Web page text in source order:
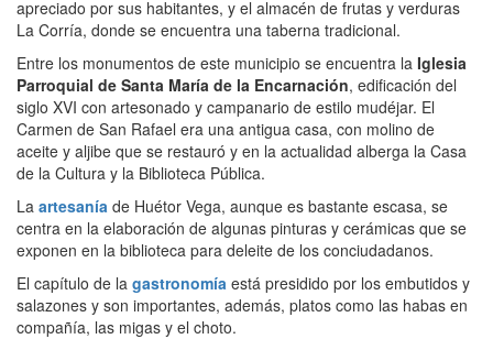
apreciado por sus habitantes, y el almacén de frutas y verduras
La Corría, donde se encuentra una taberna tradicional.
Entre los monumentos de este municipio se encuentra la Iglesia
Parroquial de Santa María de la Encarnación, edificación del
siglo XVI con artesonado y campanario de estilo mudéjar. El
Carmen de San Rafael era una antigua casa, con molino de
aceite y aljibe que se restauró y en la actualidad alberga la Casa
de la Cultura y la Biblioteca Pública.
La artesanía de Huétor Vega, aunque es bastante escasa, se
centra en la elaboración de algunas pinturas y cerámicas que se
exponen en la biblioteca para deleite de los conciudadanos.
El capítulo de la gastronomía está presidido por los embutidos y
salazones y son importantes, además, platos como las habas en
compañía, las migas y el choto.